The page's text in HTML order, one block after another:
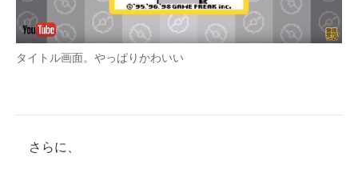
タイトル画面。やっぱりかわいい
さらに、